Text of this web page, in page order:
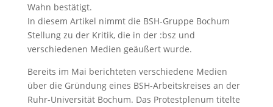
Wahn bestätigt.
In diesem Artikel nimmt die BSH-Gruppe Bochum
Stellung zu der Kritik, die in der :bsz und
verschiedenen Medien geäußert wurde.
Bereits im Mai berichteten verschiedene Medien
über die Gründung eines BSH-Arbeitskreises an der
Ruhr-Universität Bochum. Das Protestplenum titelte